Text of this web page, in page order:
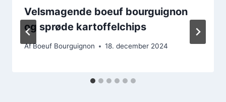
Velsmagende boeuf bourguignon
og sprøde kartoffelchips
AfBoeuf Bourguignon 18. december 2024